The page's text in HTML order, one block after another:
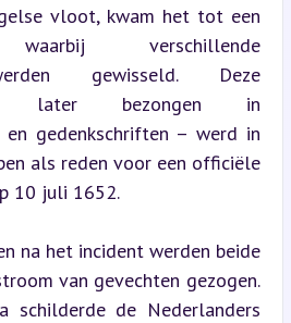
vloot, kwam het tot een
waarbij verschillende
gewisseld. Deze
later bezongen in
en gedenkschriften – werd in
als reden voor een officiële
10 juli 1652.
na het incident werden beide
van gevechten gezogen.
schilderde de Nederlanders